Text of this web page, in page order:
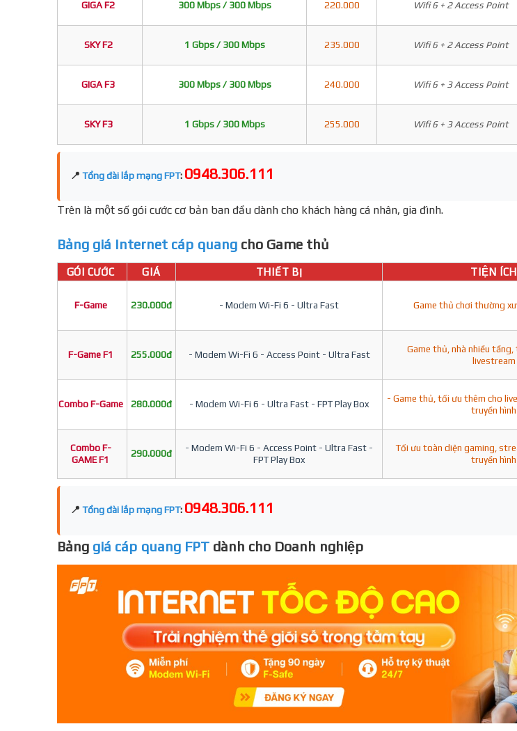
GIGA F2 300 Mbps / 300 Mbps 220.000 Wifi 6 + 2 Access Point
SKY F2 1 Gbps / 300 Mbps 235.000 Wifi 6 + 2 Access Point
GIGA F3 300 Mbps / 300 Mbps 240.000 Wifi 6 + 3 Access Point
SKY F3 1 Gbps / 300 Mbps 255.000 Wifi 6 + 3 Access Point
📍 Tổng đài lắp mạng FPT: 0948.306.111
Trên là một số gói cước cơ bản ban đầu dành cho khách hàng cá nhân, gia đình.
Bảng giá Internet cáp quang cho Game thủ
GÓI CƯỚC GIÁ THIẾT BỊ TIỆN ÍCH
F-Game 230.000đ - Modem Wi-Fi 6 - Ultra Fast Game thủ chơi thường
F-Game F1 255.000đ - Modem Wi-Fi 6 - Access Point - Ultra Fast
Game thủ, nhà nhiều
livestream
Combo F-Game 280.000đ - Modem Wi-Fi 6 - Ultra Fast - FPT Play Box
- Game thủ, tối ưu thêm cho
truyền hình
Combo F-
GAME F1
290.000đ
- Modem Wi-Fi 6 - Access Point - Ultra Fast -
FPT Play Box
Tối ưu toàn diện gaming,
truyền hình
📍 Tổng đài lắp mạng FPT: 0948.306.111
Bảng giá cáp quang FPT dành cho Doanh nghiệp